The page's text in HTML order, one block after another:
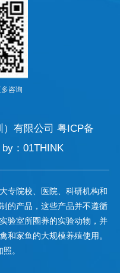
咨询
有限公司 粤ICP备
by：01THINK
专院校、医院、科研机构和
的产品，这些产品并不遵循
验室所圈养的实验动物，并
和家鱼的大规模养殖使用。
。